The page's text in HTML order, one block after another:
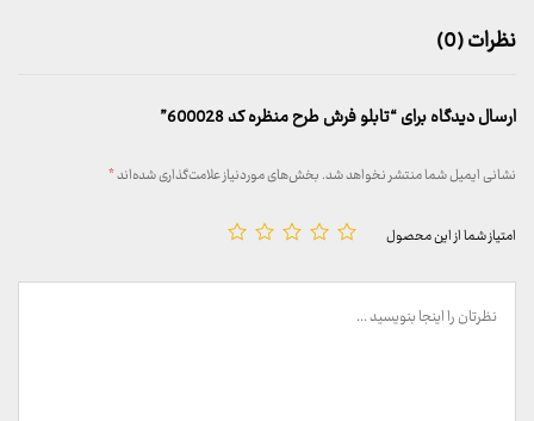
نظرات (0)
ارسال دیدگاه برای “تابلو فرش طرح منظره کد 600028”
نشانی ایمیل شما منتشر نخواهد شد.بخش‌های موردنیاز علامت‌گذاری شده‌اند*
امتیاز شما از این محصول